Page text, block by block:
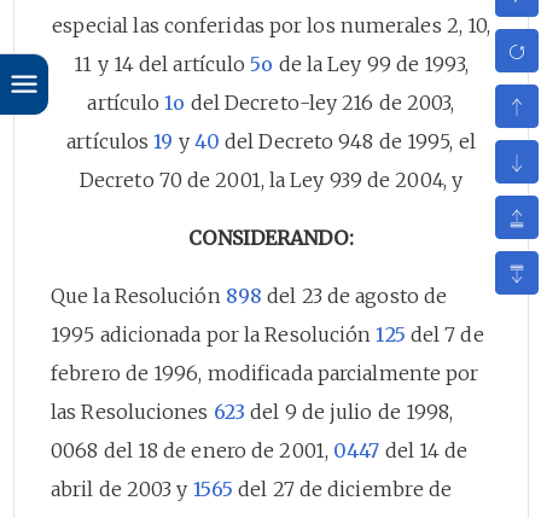
especial las conferidas por los numerales 2, 10,
11 y 14 del artículo5o de la Ley 99 de 1993,
artículo1o del Decreto-ley 216 de 2003,
artículos19 y 40 del Decreto 948 de 1995, el
Decreto 70 de 2001, la Ley 939 de 2004, y
CONSIDERANDO:
Que la Resolución 898 del 23 de agosto de
1995 adicionada por la Resolución125 del 7 de
febrero de 1996, modificada parcialmente por
las Resoluciones 623 del 9 de julio de 1998,
0068 del 18 de enero de 2001, 0447 del 14 de
abril de 2003 y 1565 del 27 de diciembre de